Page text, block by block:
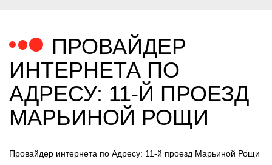
ПРОВАЙДЕР
ИНТЕРНЕТА ПО
АДРЕСУ: 11-Й ПРОЕЗД
МАРЬИНОЙ РОЩИ
Провайдер интернета по Адресу: 11-й проезд Марьиной Рощи